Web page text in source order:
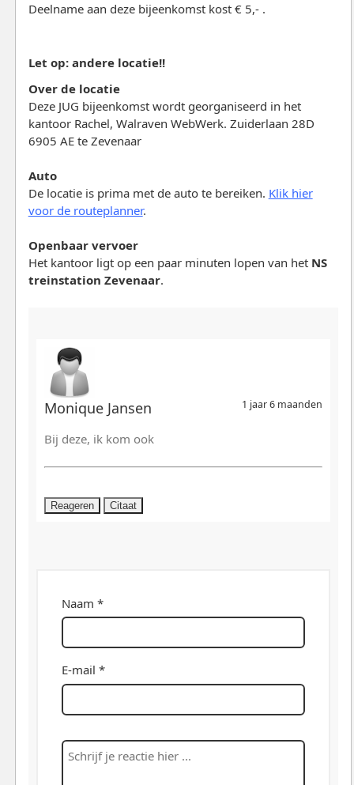
Deelname aan deze bijeenkomst kost € 5,- .
Let op: andere locatie!!
Over de locatie
Deze JUG bijeenkomst wordt georganiseerd in het
kantoor Rachel, Walraven WebWerk. Zuiderlaan 28D
6905 AE te Zevenaar
Auto
De locatie is prima met de auto te bereiken. Klik hier
voor de routeplanner.
Openbaar vervoer
Het kantoor ligt op een paar minuten lopen van het NS
treinstation Zevenaar.
Monique Jansen 1 jaar 6 maanden
Bij deze, ik kom ook
Reageren Citaat
Naam *
E-mail *